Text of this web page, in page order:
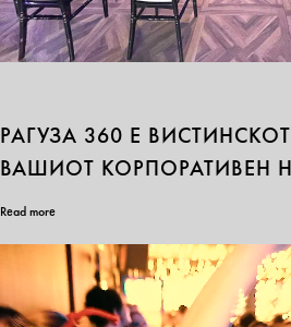
РАГУЗА 360 Е
ВАШИОТ КОРПОРАТИВЕН
Read more